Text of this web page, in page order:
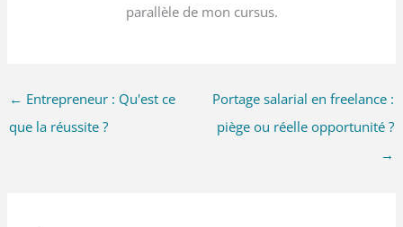
parallèle de mon cursus.
← Entrepreneur : Qu'est ce
que la réussite ?
Portage salarial en freelance :
piège ou réelle opportunité ?
→